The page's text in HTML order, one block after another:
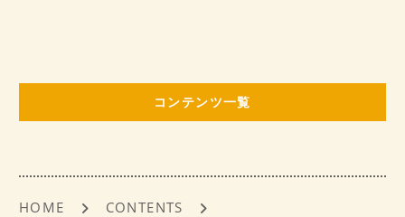
b
o
k
コンテンツ一覧
HOME
CONTENTS